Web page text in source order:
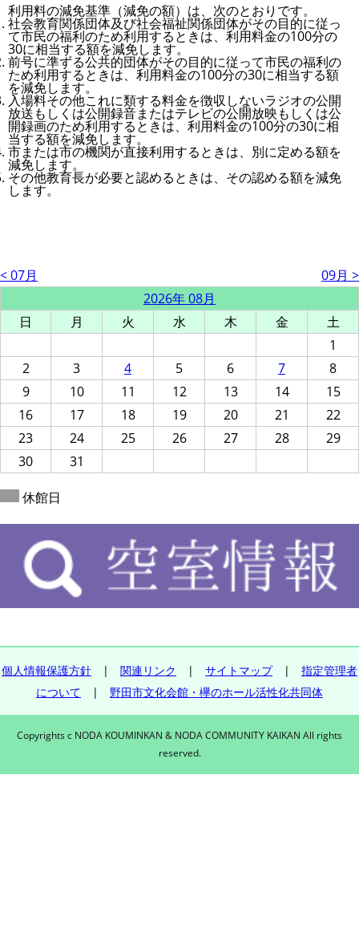
利用料の減免基準（減免の額）は、次のとおりです。
社会教育関係団体及び社会福祉関係団体がその目的に従っ
て市民の福利のため利用するときは、利用料金の100分の
30に相当する額を減免します。
前号に準ずる公共的団体がその目的に従って市民の福利の
ため利用するときは、利用料金の100分の30に相当する額
を減免します。
入場料その他これに類する料金を徴収しないラジオの公開
放送もしくは公開録音またはテレビの公開放映もしくは公
開録画のため利用するときは、利用料金の100分の30に相
当する額を減免します。
市または市の機関が直接利用するときは、別に定める額を
減免します。
その他教育長が必要と認めるときは、その認める額を減免
します。
< 07月
09月 >
2026年 08月
日
月 火 水 木 金
土
1
2
3 4 5 6 7
8
9
10 11 12 13 14
15
16
17 18 19 20 21
22
23
24 25 26 27 28
29
30
31
休館日
個人情報保護方針 | 関連リンク | サイトマップ| 指定管理者
について | 野田市文化会館・欅のホール活性化共同体
Copyrights c NODA KOUMINKAN & NODA COMMUNITY KAIKAN All rights
reserved.